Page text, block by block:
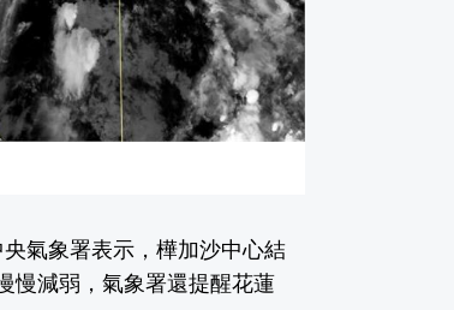
氣象署表示，樺加沙中心結
慢減弱，氣象署還提醒花蓮